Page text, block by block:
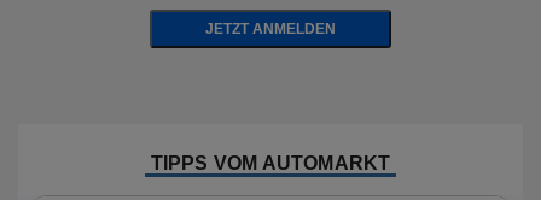
JETZT ANMELDEN
TIPPS VOM AUTOMARKT